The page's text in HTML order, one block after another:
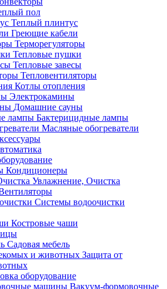
пол
Теплый плинтус
Греющие кабели
Терморегуляторы
Тепловые пушки
Тепловые завесы
Тепловентиляторы
Котлы отопления
Электрокамины
Домашние сауны
Бактерицидные лампы
Масляные обогреватели
Кондиционеры
Увлажнение, Очистка
Системы водоочистки
Костровые чаши
Садовая мебель
Защита от
оборудование
Вакуум-формовочные